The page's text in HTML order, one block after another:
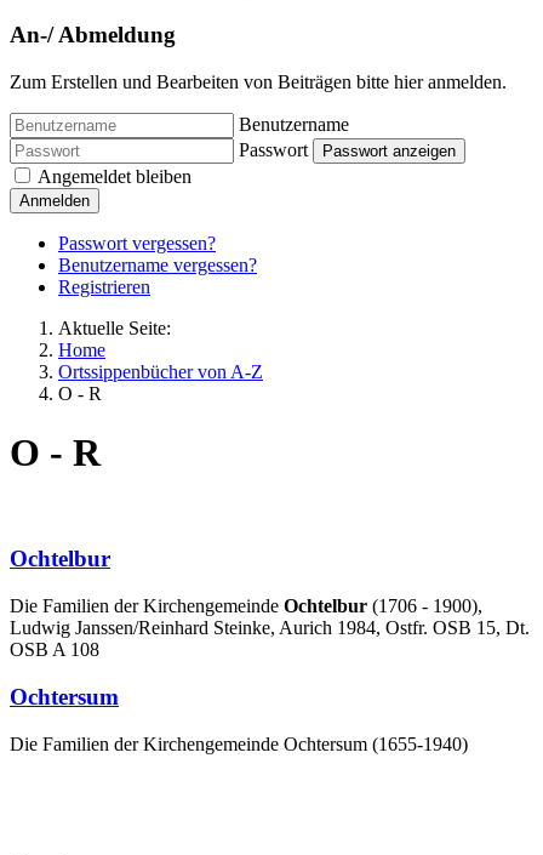
An-/ Abmeldung
Zum Erstellen und Bearbeiten von Beiträgen bitte hier anmelden.
Benutzername
Passwort
Passwort anzeigen
Angemeldet bleiben
Anmelden
Passwort vergessen?
Benutzername vergessen?
Registrieren
Aktuelle Seite:
Home
Ortssippenbücher von A-Z
O - R
O - R
Ochtelbur
Die Familien der Kirchengemeinde Ochtelbur (1706 - 1900),
Ludwig Janssen/Reinhard Steinke, Aurich 1984, Ostfr. OSB 15, Dt.
OSB A 108
Ochtersum
Die Familien der Kirchengemeinde Ochtersum (1655-1940)